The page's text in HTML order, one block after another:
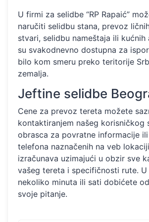
U firmi za selidbe “RP Rapaić”
naručiti selidbu stana, prevoz
stvari, selidbu nameštaja ili kućnih
su svakodnevno dostupna za
bilo kom smeru preko teritorije
zemalja.
Jeftine selidbe
Cene za prevoz tereta možete
kontaktiranjem našeg korisničkog
obrasca za povratne informacije
telefona naznačenih na veb
izračunava uzimajući u obzir sve
vašeg tereta i specifičnosti rute.
nekoliko minuta ili sati dobićete
svoje pitanje.